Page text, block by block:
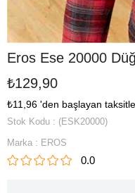
Eros Ese 20000
₺129,90
₺11,96 'den başlayan
Stok Kodu
(ESK20000)
Marka : EROS
0.0